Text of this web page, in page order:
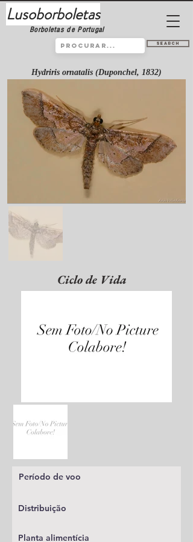
Lusoborboletas
Borboletas de Portugal
Search
Hydriris ornatalis (Duponchel, 1832)
Ciclo de Vida
Período de voo
Distribuição
Planta alimentícia